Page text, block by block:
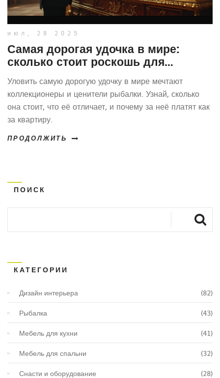
июл, 28 2025
Самая дорогая удочка в мире:
сколько стоит роскошь для
рыбака?
Уловить самую дорогую удочку в мире мечтают
коллекционеры и ценители рыбалки. Узнай, сколько
она стоит, что её отличает, и почему за неё платят как
за квартиру.
ПРОДОЛЖИТЬ
ПОИСК
КАТЕГОРИИ
Дизайн интерьера (82)
Рыбалка (43)
Мебель для кухни (41)
Мебель для спальни (32)
Снасти и оборудование (28)